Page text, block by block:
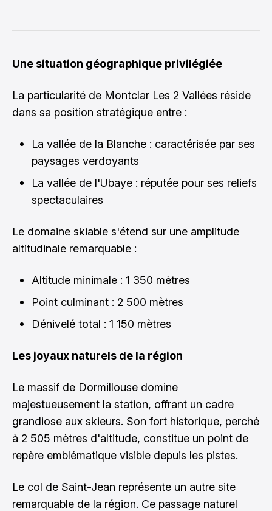
Une situation géographique privilégiée
La particularité de Montclar Les 2 Vallées réside
dans sa position stratégique entre :
La vallée de la Blanche : caractérisée par ses
paysages verdoyants
La vallée de l'Ubaye : réputée pour ses reliefs
spectaculaires
Le domaine skiable s'étend sur une amplitude
altitudinale remarquable :
Altitude minimale : 1 350 mètres
Point culminant : 2 500 mètres
Dénivelé total : 1 150 mètres
Les joyaux naturels de la région
Le massif de Dormillouse domine
majestueusement la station, offrant un cadre
grandiose aux skieurs. Son fort historique, perché
à 2 505 mètres d'altitude, constitue un point de
repère emblématique visible depuis les pistes.
Le col de Saint-Jean représente un autre site
remarquable de la région. Ce passage naturel